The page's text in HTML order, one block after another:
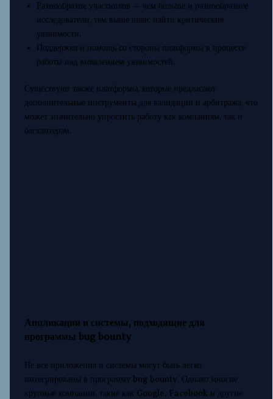
Разнообразие участников — чем больше и разнообразнее
исследователи, тем выше шанс найти критические
уязвимости.
Поддержка и помощь со стороны платформы в процессе
работы над выявлением уязвимостей.
Существуют также платформы, которые предлагают
дополнительные инструменты для валидации и арбитража, что
может значительно упростить работу как компаниям, так и
багхантерам.
Аппликации и системы, подходящие для
программы bug bounty
Не все приложения и системы могут быть легко
интегрированы в программу bug bounty. Однако многие
крупные компании, такие как Google, Facebook и другие